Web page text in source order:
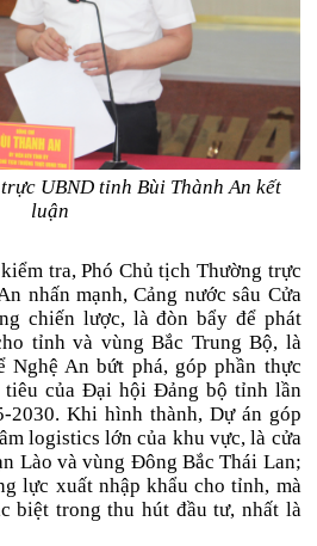
UBND tỉnh Bùi Thành An kết
luận
tra, Phó Chủ tịch Thường trực
nhấn mạnh, Cảng nước sâu Cửa
chiến lược, là đòn bẩy để phát
tỉnh và vùng Bắc Trung Bộ, là
Nghệ An bứt phá, góp phần thực
tiêu của Đại hội Đảng bộ tỉnh lần
2030. Khi hình thành, Dự án góp
logistics lớn của khu vực, là cửa
Lào và vùng Đông Bắc Thái Lan;
lực xuất nhập khẩu cho tỉnh, mà
biệt trong thu hút đầu tư, nhất là